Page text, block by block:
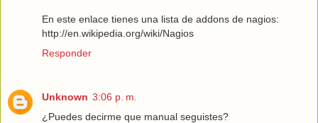
En este enlace tienes una lista de addons de nagios:
http://en.wikipedia.org/wiki/Nagios
Responder
Unknown 3:06 p. m.
¿Puedes decirme que manual seguistes?